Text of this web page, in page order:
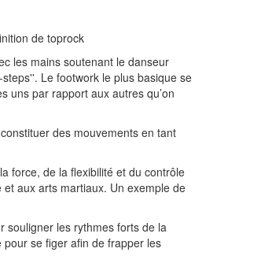
de toprock
les mains soutenant le danseur
Le footwork le plus basique se
uns par rapport aux autres qu’on
des mouvements en tant
force, de la flexibilité et du contrôle
aux arts martiaux. Un exemple de
souligner les rythmes forts de la
se figer afin de frapper les